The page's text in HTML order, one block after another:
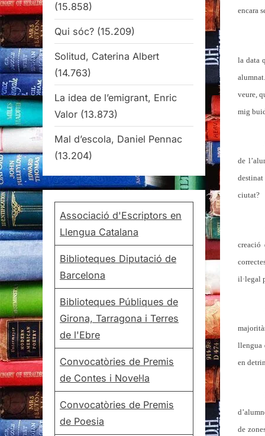
encara
la data
veure,
mig
de
ciutat?
creació
il·legal
llengua
en
de
(15.858)
Qui sóc? (15.209)
Solitud, Caterina Albert
(14.763)
La idea de l’emigrant, Enric
Valor (13.873)
Mal d’escola, Daniel Pennac
(13.204)
Associació d'Escriptors en
Llengua Catalana
Biblioteques Diputació de
Barcelona
Biblioteques Públiques de
Girona, Tarragona i Terres
de l'Ebre
Convocatòries de Premis
de Contes i Novel·la
Convocatòries de Premis
de Poesia